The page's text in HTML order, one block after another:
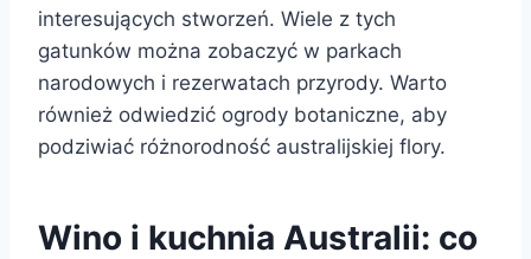
interesujących stworzeń. Wiele z tych
gatunków można zobaczyć w parkach
narodowych i rezerwatach przyrody. Warto
również odwiedzić ogrody botaniczne, aby
podziwiać różnorodność australijskiej flory.
Wino i kuchnia Australii: co